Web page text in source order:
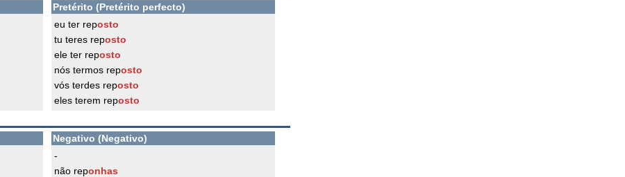
Pretérito (Pretérito perfecto)
eu ter reposto
tu teres reposto
ele ter reposto
nós termos reposto
vós terdes reposto
eles terem reposto
Negativo (Negativo)
-
não reponhas